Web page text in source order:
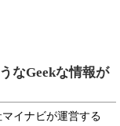
なGeekな情報が
イナビが運営する